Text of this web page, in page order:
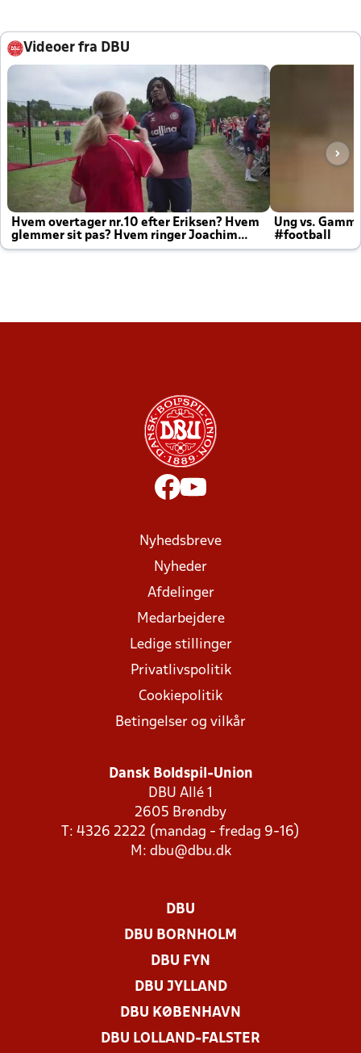
Videoer fra DBU
Hvem overtager nr.10 efter Eriksen? Hvem
glemmer sit pas? Hvem ringer Joachim
altid til efter kampe?
Ung vs.
#football
Nyhedsbreve
Nyheder
Afdelinger
Medarbejdere
Ledige stillinger
Privatlivspolitik
Cookiepolitik
Betingelser og vilkår
Dansk Boldspil-Union
DBU Allé 1
2605 Brøndby
T: 4326 2222 (mandag - fredag 9-16)
M: dbu@dbu.dk
DBU
DBU BORNHOLM
DBU FYN
DBU JYLLAND
DBU KØBENHAVN
DBU LOLLAND-FALSTER